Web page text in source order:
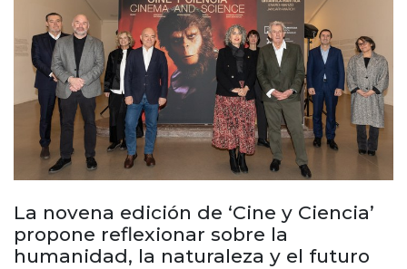
La novena edición de ‘Cine y Ciencia’
propone reflexionar sobre la
humanidad, la naturaleza y el futuro